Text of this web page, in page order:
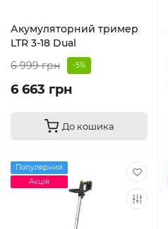
Акумуляторний тример
LTR 3-18 Dual
6 999 грн
-5%
6 663 грн
До кошика
Популярний
Акція